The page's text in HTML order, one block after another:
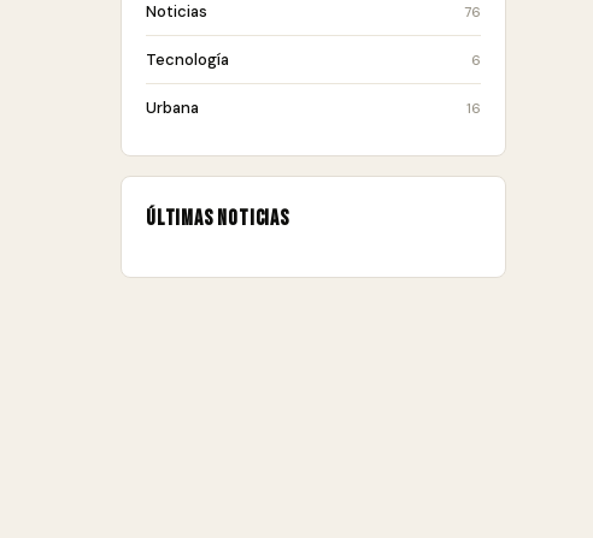
Noticias 76
Tecnología 6
Urbana 16
Últimas noticias